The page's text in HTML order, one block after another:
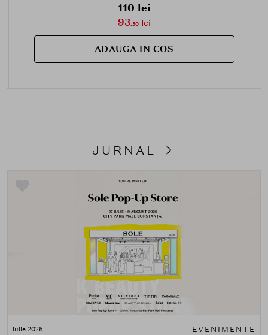
110 lei
93.50lei
ADAUGA IN COS
JURNAL
iulie 2026 EVENIMENTE